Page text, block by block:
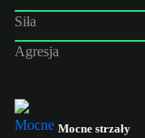
Siła
Agresja
Mocne strzały